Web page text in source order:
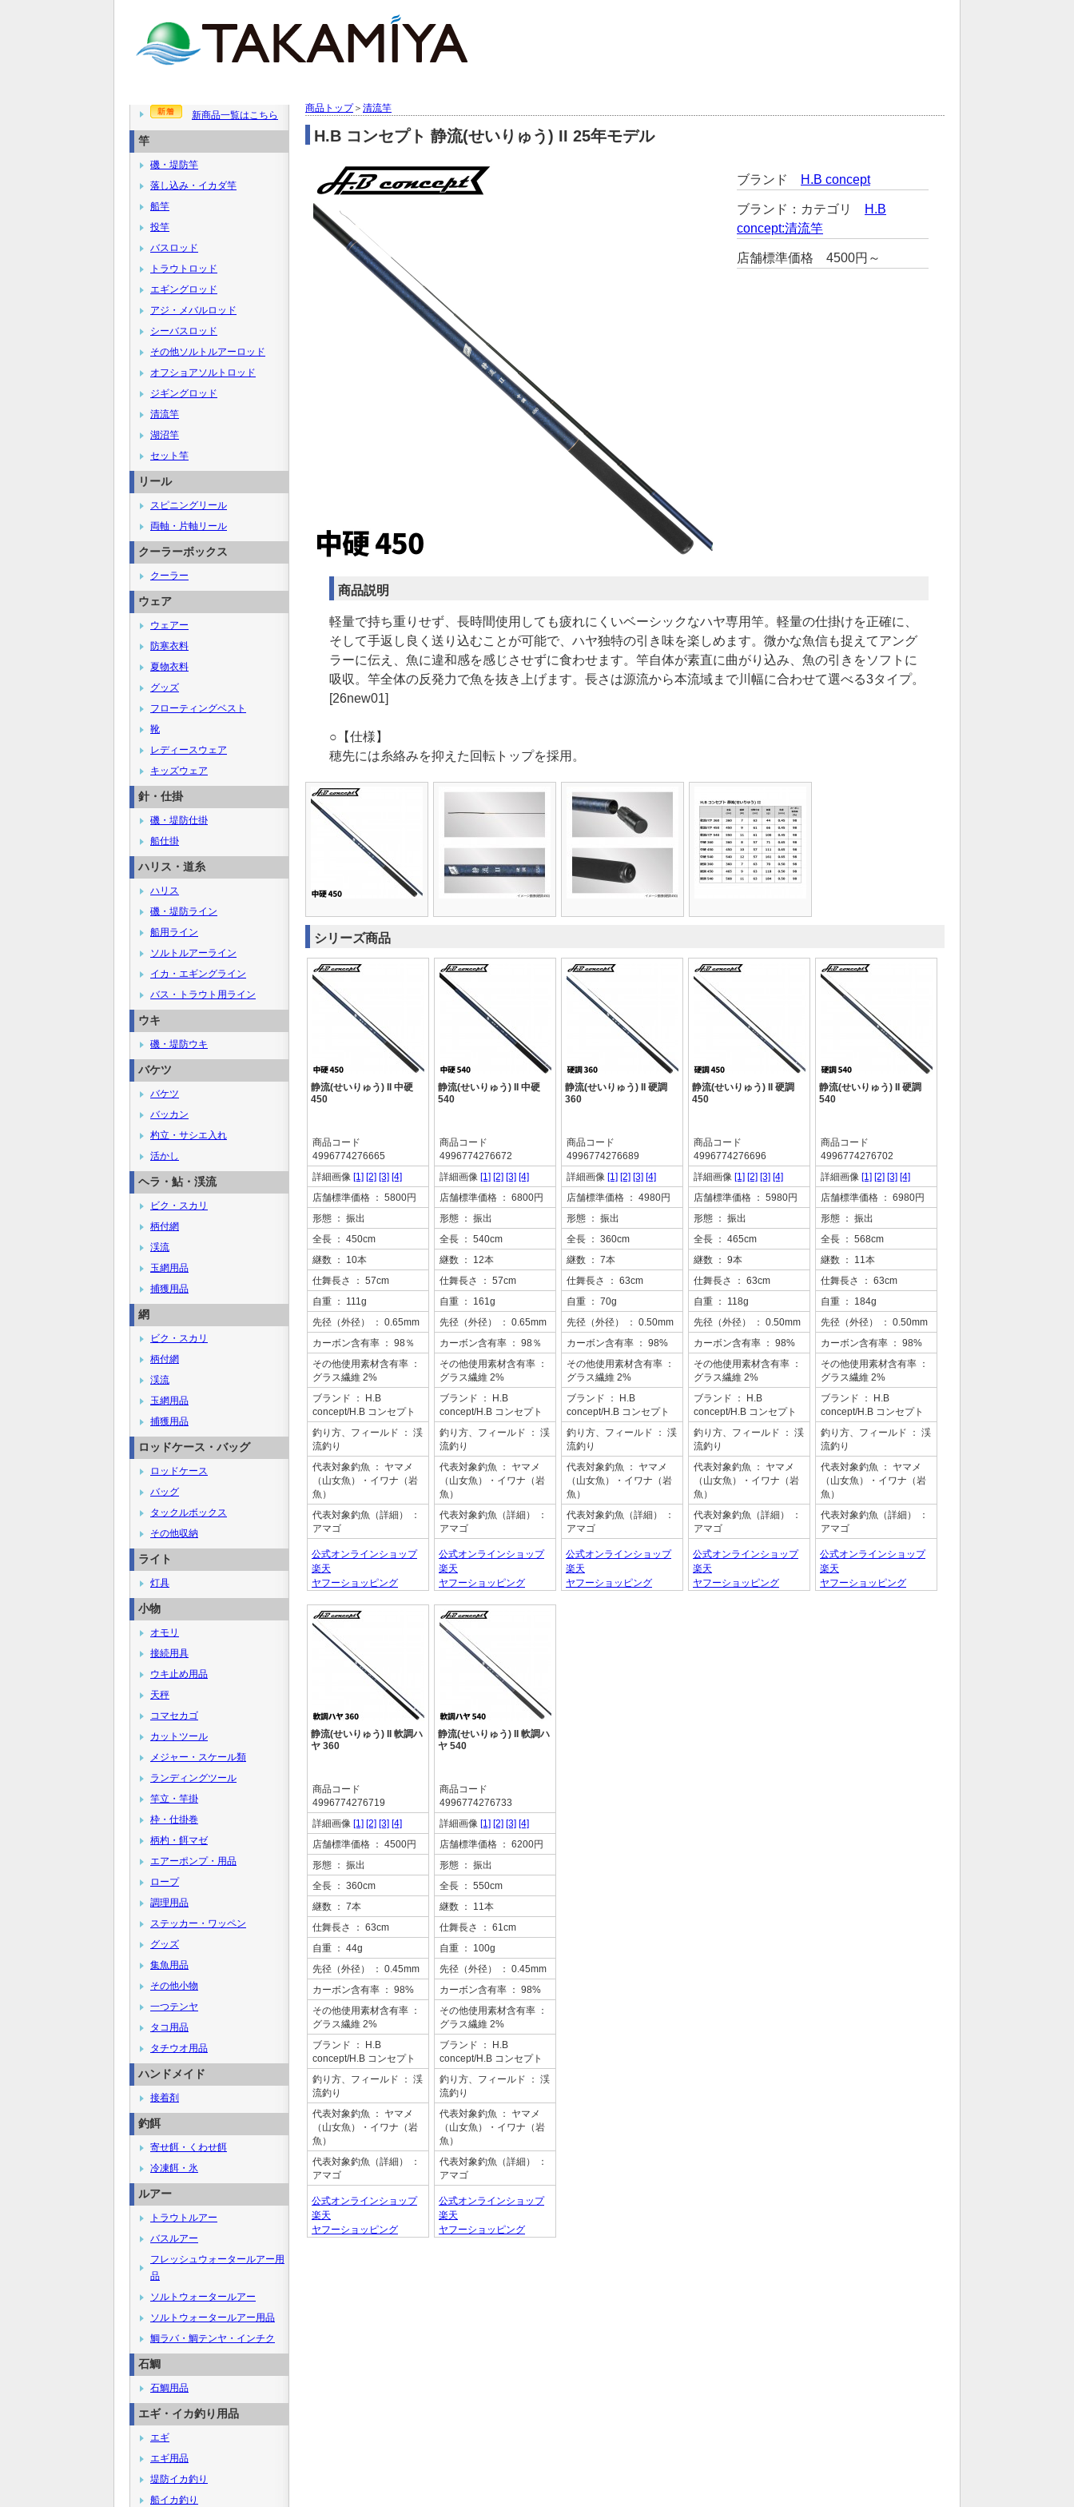
商品トップ＞ 清流竿
H.B コンセプト 静流(せいりゅう) II 25年モデル
ブランド H.B concept
ブランド：カテゴリ
H.B
concept:清流竿
店舗標準価格 4500円～
商品説明
軽量で持ち重りせず、長時間使用しても疲れにくいベーシックなハヤ専用竿。軽量の仕掛けを正確に、
そして手返し良く送り込むことが可能で、ハヤ独特の引き味を楽しめます。微かな魚信も捉えてアング
ラーに伝え、魚に違和感を感じさせずに食わせます。竿自体が素直に曲がり込み、魚の引きをソフトに
吸収。竿全体の反発力で魚を抜き上げます。長さは源流から本流域まで川幅に合わせて選べる3タイプ。
[26new01]
○【仕様】
穂先には糸絡みを抑えた回転トップを採用。
シリーズ商品
静流(せいりゅう) II 中硬
450
商品コード
4996774276665
詳細画像 [1] [2] [3] [4]
店舗標準価格 ： 5800円
形態 ： 振出
全長 ： 450cm
継数 ： 10本
仕舞長さ
： 57cm
自重 ： 111g
先径（外径）
： 0.65mm
カーボン含有率 ： 98％
その他使用素材含有率 ：
グラス繊維 2%
ブランド
： H.B
concept/H.B コンセプト
釣り方、フィールド
： 渓
流釣り
代表対象釣魚
： ヤマメ
（山女魚）・イワナ（岩
魚）
代表対象釣魚（詳細）
：
アマゴ
公式オンラインショップ
楽天
ヤフーショッピング
静流(せいりゅう) II 中硬
540
商品コード
4996774276672
詳細画像 [1] [2] [3] [4]
店舗標準価格 ： 6800円
形態 ： 振出
全長 ： 540cm
継数 ： 12本
仕舞長さ
： 57cm
自重 ： 161g
先径（外径）
： 0.65mm
カーボン含有率 ： 98％
その他使用素材含有率 ：
グラス繊維 2%
ブランド
： H.B
concept/H.B コンセプト
釣り方、フィールド
： 渓
流釣り
代表対象釣魚
： ヤマメ
（山女魚）・イワナ（岩
魚）
代表対象釣魚（詳細）
：
アマゴ
公式オンラインショップ
楽天
ヤフーショッピング
静流(せいりゅう) II 硬調
360
商品コード
4996774276689
詳細画像 [1] [2] [3] [4]
店舗標準価格 ： 4980円
形態 ： 振出
全長 ： 360cm
継数 ： 7本
仕舞長さ
： 63cm
自重 ： 70g
先径（外径）
： 0.50mm
カーボン含有率 ： 98%
その他使用素材含有率 ：
グラス繊維 2%
ブランド
： H.B
concept/H.B コンセプト
釣り方、フィールド
： 渓
流釣り
代表対象釣魚
： ヤマメ
（山女魚）・イワナ（岩
魚）
代表対象釣魚（詳細）
：
アマゴ
公式オンラインショップ
楽天
ヤフーショッピング
静流(せいりゅう) II 硬調
450
商品コード
4996774276696
詳細画像 [1] [2] [3] [4]
店舗標準価格 ： 5980円
形態 ： 振出
全長 ： 465cm
継数 ： 9本
仕舞長さ
： 63cm
自重 ： 118g
先径（外径）
： 0.50mm
カーボン含有率 ： 98%
その他使用素材含有率 ：
グラス繊維 2%
ブランド
： H.B
concept/H.B コンセプト
釣り方、フィールド
： 渓
流釣り
代表対象釣魚
： ヤマメ
（山女魚）・イワナ（岩
魚）
代表対象釣魚（詳細）
：
アマゴ
公式オンラインショップ
楽天
ヤフーショッピング
静流(せいりゅう) II 硬調
540
商品コード
4996774276702
詳細画像 [1] [2] [3] [4]
店舗標準価格 ： 6980円
形態 ： 振出
全長 ： 568cm
継数 ： 11本
仕舞長さ
： 63cm
自重 ： 184g
先径（外径）
： 0.50mm
カーボン含有率 ： 98%
その他使用素材含有率 ：
グラス繊維 2%
ブランド
： H.B
concept/H.B コンセプト
釣り方、フィールド
： 渓
流釣り
代表対象釣魚
： ヤマメ
（山女魚）・イワナ（岩
魚）
代表対象釣魚（詳細）
：
アマゴ
公式オンラインショップ
楽天
ヤフーショッピング
静流(せいりゅう) II 軟調ハ
ヤ 360
商品コード
4996774276719
詳細画像 [1] [2] [3] [4]
店舗標準価格 ： 4500円
形態 ： 振出
全長 ： 360cm
継数 ： 7本
仕舞長さ
： 63cm
自重 ： 44g
先径（外径）
： 0.45mm
カーボン含有率 ： 98%
その他使用素材含有率 ：
グラス繊維 2%
ブランド
： H.B
concept/H.B コンセプト
釣り方、フィールド
： 渓
流釣り
代表対象釣魚
： ヤマメ
（山女魚）・イワナ（岩
魚）
代表対象釣魚（詳細）
：
アマゴ
公式オンラインショップ
楽天
ヤフーショッピング
静流(せいりゅう) II 軟調ハ
ヤ 540
商品コード
4996774276733
詳細画像 [1] [2] [3] [4]
店舗標準価格 ： 6200円
形態 ： 振出
全長 ： 550cm
継数 ： 11本
仕舞長さ
： 61cm
自重 ： 100g
先径（外径）
： 0.45mm
カーボン含有率 ： 98%
その他使用素材含有率 ：
グラス繊維 2%
ブランド
： H.B
concept/H.B コンセプト
釣り方、フィールド
： 渓
流釣り
代表対象釣魚
： ヤマメ
（山女魚）・イワナ（岩
魚）
代表対象釣魚（詳細）
：
アマゴ
公式オンラインショップ
楽天
ヤフーショッピング
新商品一覧はこちら
竿
磯・堤防竿
落し込み・イカダ竿
船竿
投竿
バスロッド
トラウトロッド
エギングロッド
アジ・メバルロッド
シーバスロッド
その他ソルトルアーロッド
オフショアソルトロッド
ジギングロッド
清流竿
湖沼竿
セット竿
リール
スピニングリール
両軸・片軸リール
クーラーボックス
クーラー
ウェア
ウェアー
防寒衣料
夏物衣料
グッズ
フローティングベスト
靴
レディースウェア
キッズウェア
針・仕掛
磯・堤防仕掛
船仕掛
ハリス・道糸
ハリス
磯・堤防ライン
船用ライン
ソルトルアーライン
イカ・エギングライン
バス・トラウト用ライン
ウキ
磯・堤防ウキ
バケツ
バケツ
バッカン
杓立・サシエ入れ
活かし
ヘラ・鮎・渓流
ビク・スカリ
柄付網
渓流
玉網用品
捕獲用品
網
ビク・スカリ
柄付網
渓流
玉網用品
捕獲用品
ロッドケース・バッグ
ロッドケース
バッグ
タックルボックス
その他収納
ライト
灯具
小物
オモリ
接続用具
ウキ止め用品
天秤
コマセカゴ
カットツール
メジャー・スケール類
ランディングツール
竿立・竿掛
枠・仕掛巻
柄杓・餌マゼ
エアーポンプ・用品
ロープ
調理用品
ステッカー・ワッペン
グッズ
集魚用品
その他小物
一つテンヤ
タコ用品
タチウオ用品
ハンドメイド
接着剤
釣餌
寄せ餌・くわせ餌
冷凍餌・氷
ルアー
トラウトルアー
バスルアー
フレッシュウォータールアー用
品
ソルトウォータールアー
ソルトウォータールアー用品
鯛ラバ・鯛テンヤ・インチク
石鯛
石鯛用品
エギ・イカ釣り用品
エギ
エギ用品
堤防イカ釣り
船イカ釣り